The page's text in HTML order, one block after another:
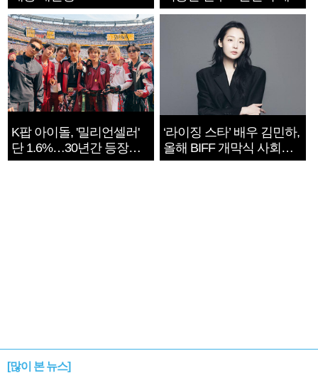
지는 ‘전쟁 속죄’
K팝 아이돌, '밀리언셀러'
단 1.6%…30년간 등장
1182개팀 전수조사
‘라이징 스타’ 배우 김민하,
올해 BIFF 개막식 사회자
확정
[많이 본 뉴스]